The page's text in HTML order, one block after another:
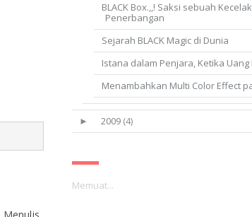
BLACK Box.,,! Saksi sebuah
Penerbangan
Sejarah BLACK Magic di Dunia
Istana dalam Penjara, Ketika Uang
Menambahkan Multi Color Effect
► 2009 (4)
Memuat...